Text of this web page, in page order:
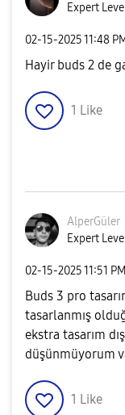
Expert
‎02-15-202511:48
Hayir buds 2 de
1 Like
AlperGüler
Expert
‎02-15-202511:51 PM
Buds 3 pro
tasarlanmış
ekstra tasarım
düşünmüyorum
1 Like